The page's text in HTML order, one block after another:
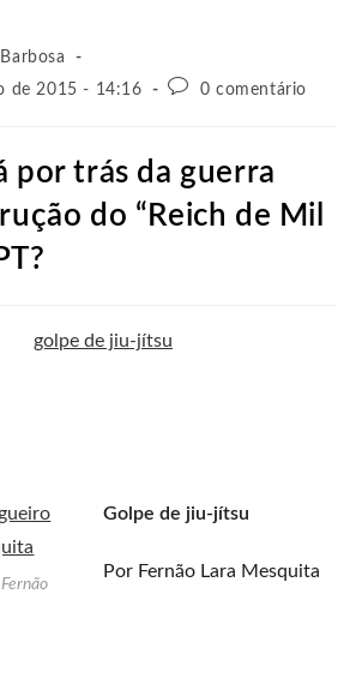
de 2015 - 14:16
0 comentário
por trás da guerra
do “Reich de Mil
Golpe de jiu-jítsu
Por Fernão Lara Mesquita